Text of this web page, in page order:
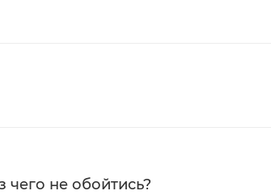
чего не обойтись?